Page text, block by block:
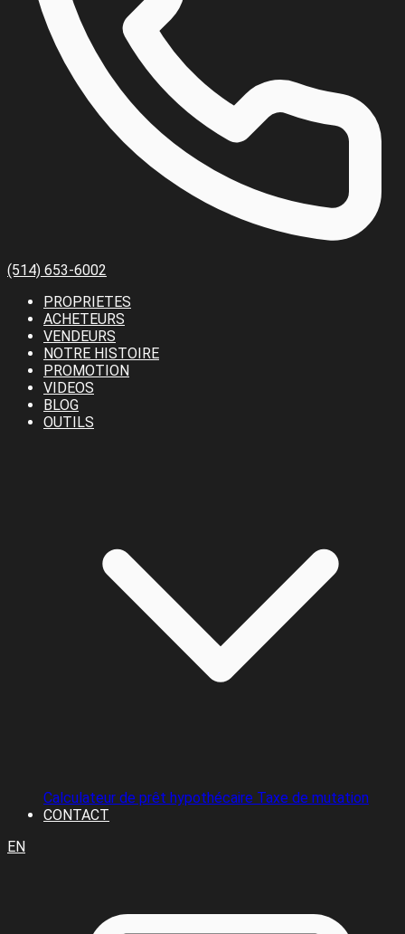
(514) 653-6002
PROPRIETES
ACHETEURS
VENDEURS
NOTRE HISTOIRE
PROMOTION
VIDEOS
BLOG
OUTILS
Calculateur de prêt hypothécaire Taxe de mutation
CONTACT
EN